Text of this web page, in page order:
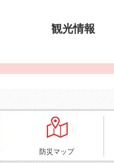
観光情報
防災マップ